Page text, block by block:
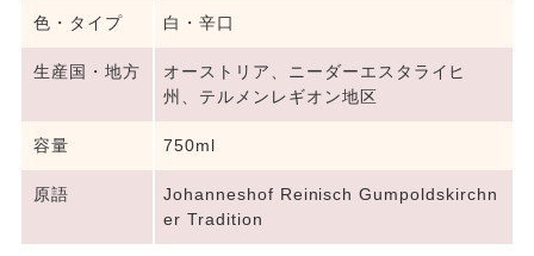
色・タイプ 白・辛口
生産国・地方
オーストリア、ニーダーエスタライヒ
州、テルメンレギオン地区
容量 750ml
原語
Johanneshof Reinisch Gumpoldskirchn
er Tradition